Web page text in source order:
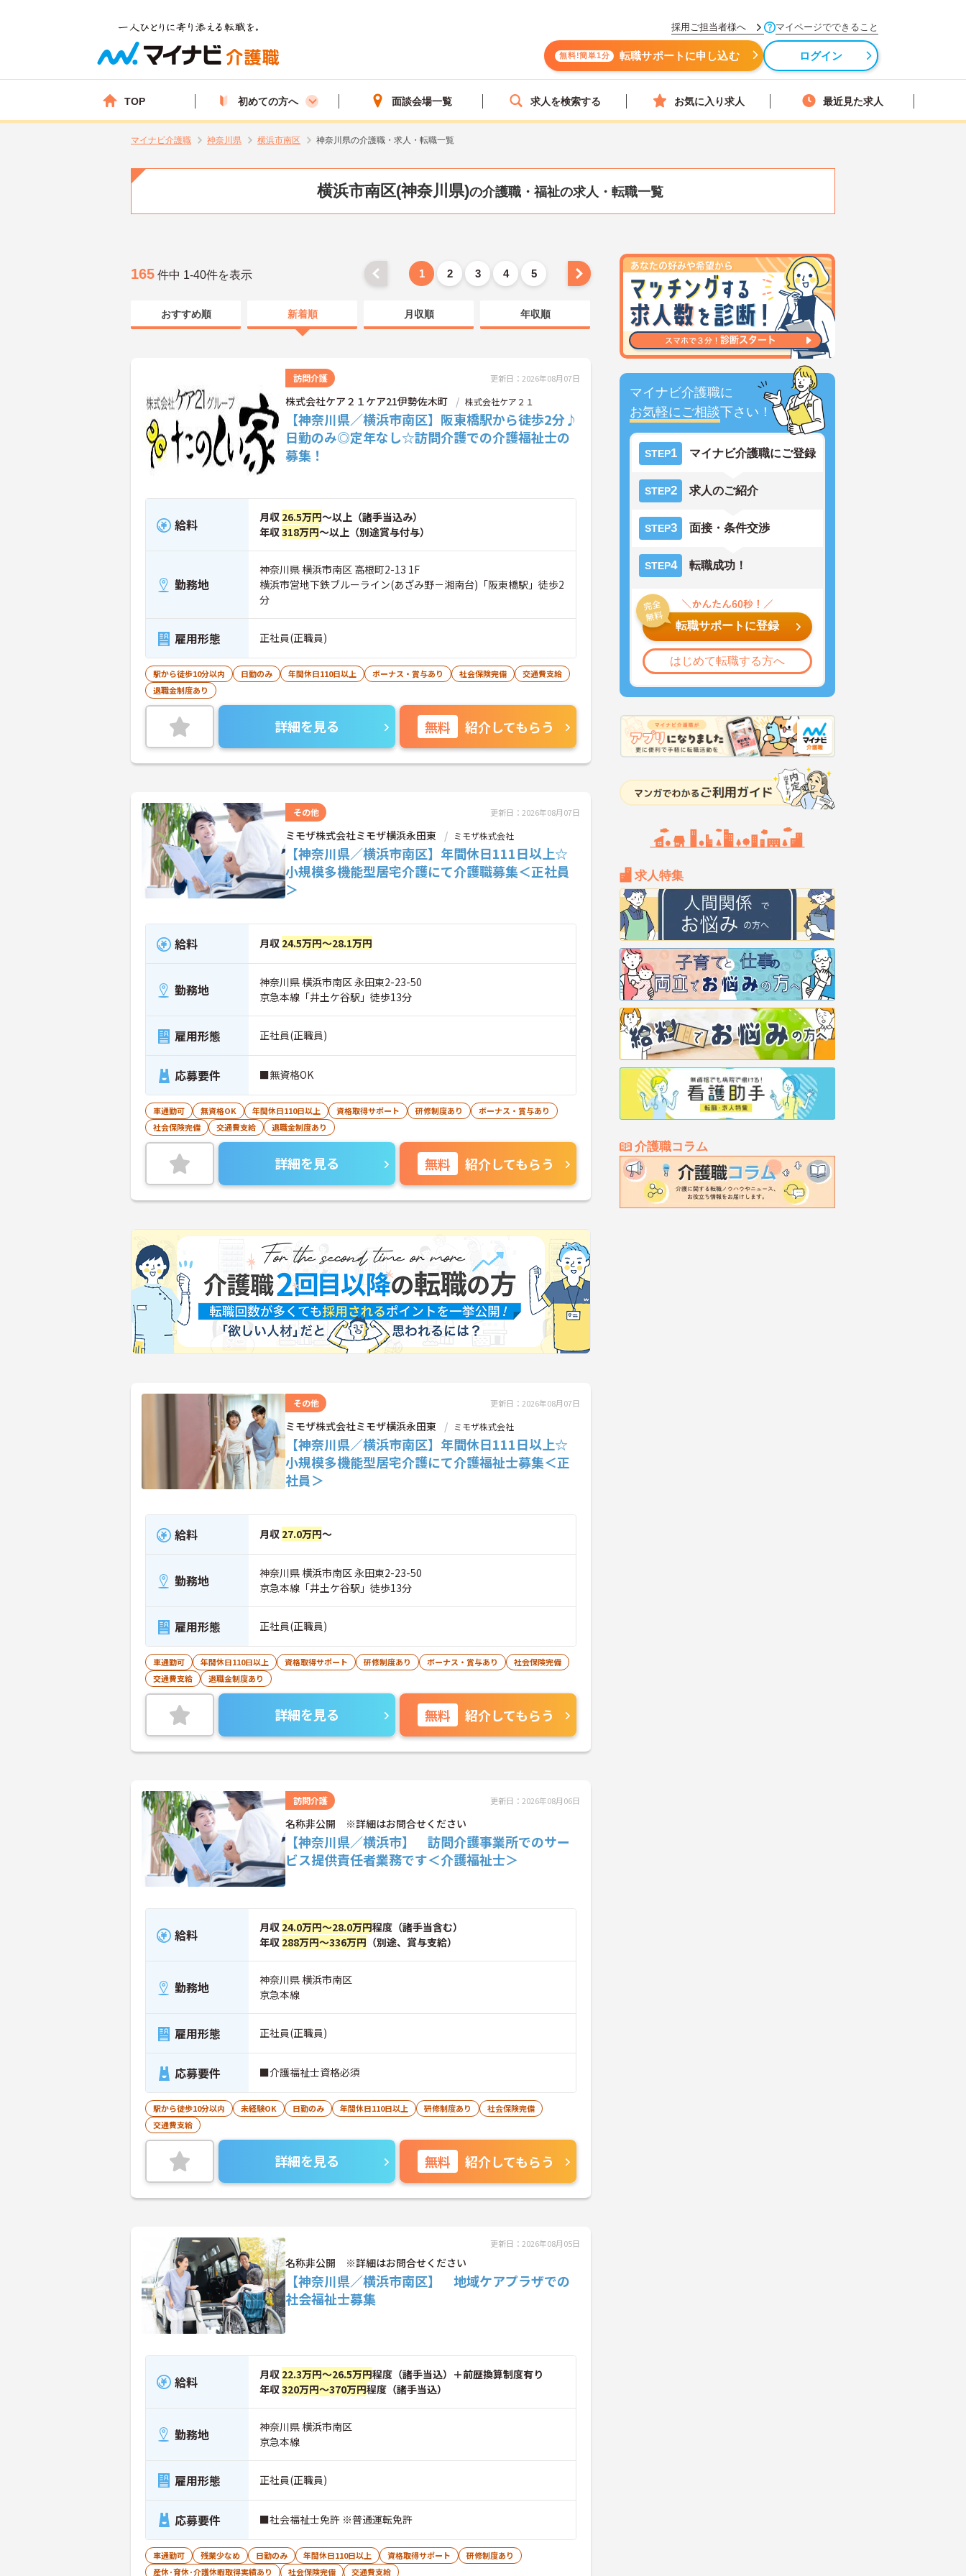
採用ご担当者様へ マイページでできること
無料!簡単1分 転職サポートに申し込む ログイン
TOP 初めての方へ 面談会場一覧 求人を検索する お気に入り求人 最近見た求人
マイナビ介護職 神奈川県 横浜市南区 神奈川県の介護職・求人・転職一覧
横浜市南区(神奈川県)の介護職・福祉の求人・転職一覧
マイナビ介護職に
お気軽にご相談下さい！
STEP1 マイナビ介護職にご登録
STEP2 求人のご紹介
STEP3 面接・条件交渉
STEP4 転職成功！
転職サポートに登録
はじめて転職する方へ
求人特集
介護職コラム
165 件中 1-40件を表示 1 2 3 4 5
おすすめ順 新着順 月収順 年収順
訪問介護 更新日：2026年08月07日
株式会社ケア２１ケア21伊勢佐木町 株式会社ケア２１
【神奈川県／横浜市南区】阪東橋駅から徒歩2分♪
日勤のみ◎定年なし☆訪問介護での介護福祉士の
募集！
給料 月収 26.5万円～以上（諸手当込み）
年収318万円～以上（別途賞与付与）
勤務地
神奈川県 横浜市南区 高根町2-13 1F
横浜市営地下鉄ブルーライン(あざみ野－湘南台)「阪東橋駅」徒歩2
分
雇用形態 正社員(正職員)
駅から徒歩10分以内 日勤のみ 年間休日110日以上 ボーナス・賞与あり 社会保険完備
交通費支給
退職金制度あり
詳細を見る 無料 紹介してもらう
その他 更新日：2026年08月07日
ミモザ株式会社ミモザ横浜永田東 ミモザ株式会社
【神奈川県／横浜市南区】年間休日111日以上☆
小規模多機能型居宅介護にて介護職募集＜正社員
＞
給料 月収 24.5万円～28.1万円
勤務地
神奈川県 横浜市南区 永田東2-23-50
京急本線「井土ケ谷駅」徒歩13分
雇用形態 正社員(正職員)
応募要件 ■無資格OK
車通勤可 無資格OK 年間休日110日以上 資格取得サポート 研修制度あり
ボーナス・賞与あり
社会保険完備
交通費支給 退職金制度あり
詳細を見る 無料 紹介してもらう
その他 更新日：2026年08月07日
ミモザ株式会社ミモザ横浜永田東 ミモザ株式会社
【神奈川県／横浜市南区】年間休日111日以上☆
小規模多機能型居宅介護にて介護福祉士募集＜正
社員＞
給料 月収 27.0万円～
勤務地
神奈川県 横浜市南区 永田東2-23-50
京急本線「井土ケ谷駅」徒歩13分
雇用形態 正社員(正職員)
車通勤可 年間休日110日以上 資格取得サポート 研修制度あり ボーナス・賞与あり
社会保険完備
交通費支給
退職金制度あり
詳細を見る 無料 紹介してもらう
訪問介護 更新日：2026年08月06日
名称非公開 ※詳細はお問合せください
【神奈川県／横浜市】 訪問介護事業所でのサー
ビス提供責任者業務です＜介護福祉士＞
給料 月収 24.0万円～28.0万円程度（諸手当含む）
年収 288万円～336万円 （別途、賞与支給）
勤務地
神奈川県 横浜市南区
京急本線
雇用形態 正社員(正職員)
応募要件 ■介護福祉士資格必須
駅から徒歩10分以内 未経験OK 日勤のみ 年間休日110日以上 研修制度あり
社会保険完備
交通費支給
詳細を見る 無料 紹介してもらう
更新日：2026年08月05日
名称非公開 ※詳細はお問合せください
【神奈川県／横浜市南区】 地域ケアプラザでの
社会福祉士募集
給料 月収 22.3万円～26.5万円程度（諸手当込）＋前歴換算制度有り
年収320万円～370万円程度（諸手当込）
勤務地
神奈川県 横浜市南区
京急本線
雇用形態 正社員(正職員)
応募要件 ■社会福祉士免許 ※普通運転免許
車通勤可 残業少なめ 日勤のみ 年間休日110日以上 資格取得サポート
研修制度あり
産休･育休･介護休暇取得実績あり
社会保険完備 交通費支給